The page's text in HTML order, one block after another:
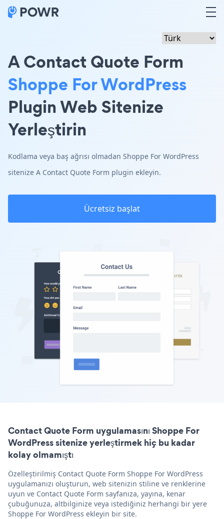
A Contact Quote Form
Shoppe For WordPress
Plugin Web Sitenize
Yerleştirin
Kodlama veya baş ağrısı olmadan Shoppe For WordPress
sitenize A Contact Quote Form plugin ekleyin.
Ücretsiz başlat
Contact Quote Form uygulamasını Shoppe For
WordPress sitenize yerleştirmek hiç bu kadar
kolay olmamıştı
Özelleştirilmiş Contact Quote Form Shoppe For WordPress
uygulamanızı oluşturun, web sitenizin stiline ve renklerine
uyun ve Contact Quote Form sayfanıza, yayına, kenar
çubuğunuza, altbilginize veya istediğiniz herhangi bir yere
Shoppe For WordPress ekleyin bir site.